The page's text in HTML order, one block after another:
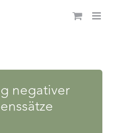
negativer